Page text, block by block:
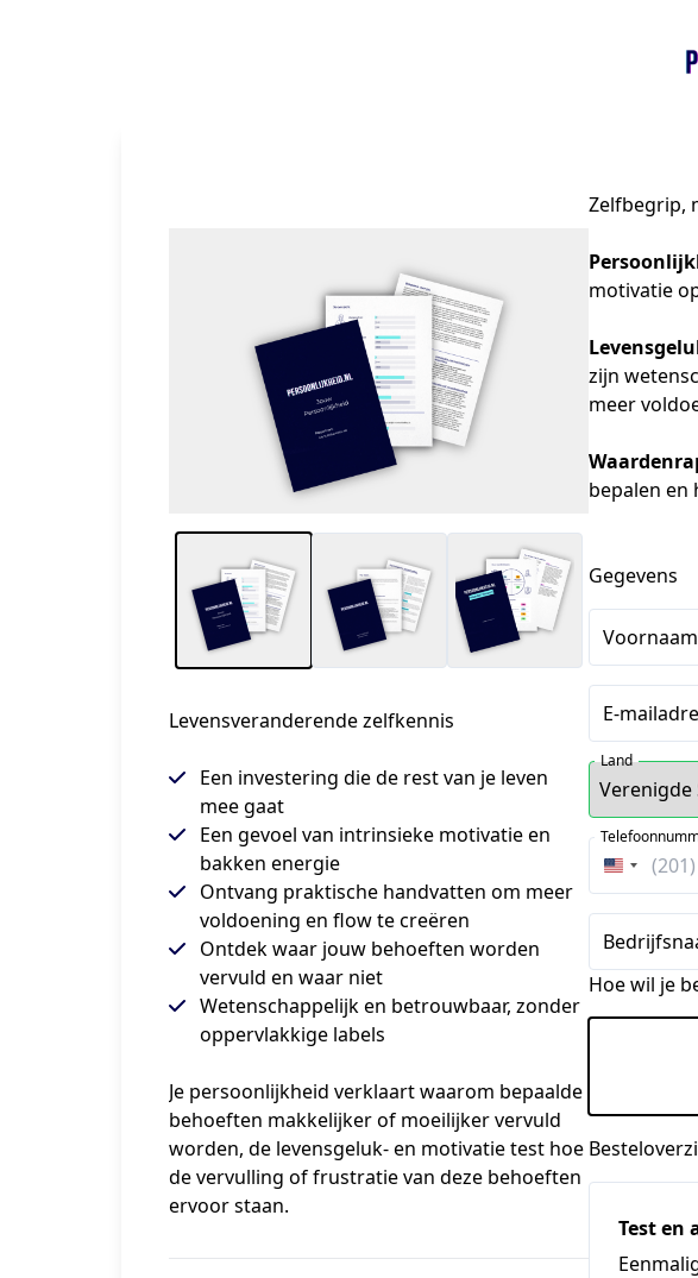
Levensveranderende zelfkennis
Een investering die de rest van je leven
mee gaat
Een gevoel van intrinsieke motivatie en
bakken energie
Ontvang praktische handvatten om meer
voldoening en flow te creëren
Ontdek waar jouw behoeften worden
vervuld en waar niet
Wetenschappelijk en betrouwbaar, zonder
oppervlakkige labels
Je persoonlijkheid verklaart waarom bepaalde
behoeften makkelijker of moeilijker vervuld
worden, de levensgeluk- en motivatie test hoe
de vervulling of frustratie van deze behoeften
ervoor staan.
Zelfbegrip,
motivatie
zijn
meer
bepalen en
Gegevens
Voornaam
E-
Land
Staten
+1
Hoe wil je
Test en